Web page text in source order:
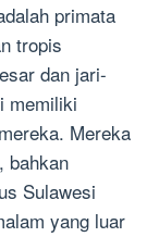
primata
tropis
dan jari-
memiliki
Mereka
bahkan
Sulawesi
yang luar